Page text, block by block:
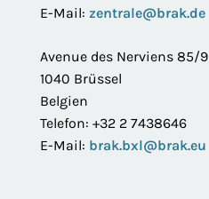
E-Mail: zentrale@brak.de
Avenue des Nerviens 85/9
1040 Brüssel
Belgien
Telefon: +32 2 7438646
E-Mail: brak.bxl@brak.eu